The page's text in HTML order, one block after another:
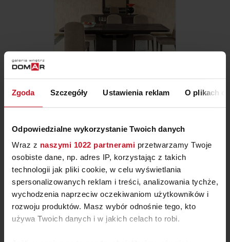
Zgoda Szczegóły Ustawienia reklam O plikach
Odpowiedzialne wykorzystanie Twoich danych
Wraz z naszymi 1022 partnerami przetwarzamy Twoje
osobiste dane, np. adres IP, korzystając z takich
technologii jak pliki cookie, w celu wyświetlania
spersonalizowanych reklam i treści, analizowania tychże,
wychodzenia naprzeciw oczekiwaniom użytkowników i
rozwoju produktów. Masz wybór odnośnie tego, kto
używa Twoich danych i w jakich celach to robi.
KOLEKCJA NYX
ZAPYTAJ O CENĘ W SALONIE